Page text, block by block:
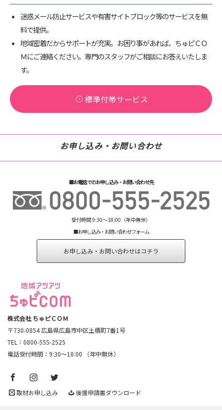
迷惑メール防止サービスや有害サイトブロック等のサービスを無
料で提供。
地域密着だからサポートが充実。お困り事があれば、ちゅピＣＯ
Ｍにご連絡ください。専門のスタッフがご相談にお答えいたしま
す。
標準付帯サービス
お申し込み・お問い合わせ
■お電話でのお申し込み・お問い合わせ先
受付時間 9:30～18:00（年中無休）
■お申し込み・お問い合わせフォーム
お申し込み・お問い合わせはコチラ
株式会社 ちゅピＣＯＭ
〒730-0854 広島県広島市中区土橋町7番1号
TEL：0800-555-2525
電話受付時間：9:30～18:00 （年中無休）
取材お申し込み 後援申請書ダウンロード